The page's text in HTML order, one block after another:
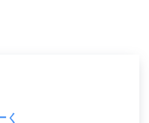
く